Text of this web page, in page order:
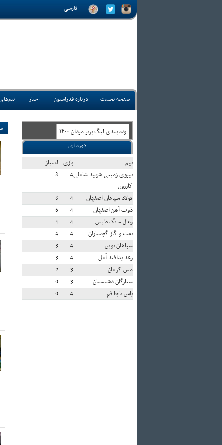
فارسی
صفحه نخست درباره فدراسیون اخبار
رده بندی ليگ برتر مردان ۱۴۰۰
دوره ای
تيم
بازی امتياز
نیروی زمینی شهید شاملی
کازرون
4
8
فولاد سپاهان اصفهان 4
8
ذوب آهن اصفهان
4
6
زغال سنگ طبس
4
4
نفت و گاز گچساران
4
4
سپاهان نوین
4
3
رعد پدافند آمل
4
3
مس کرمان
3
2
ستارگان دشتستان
3
0
پاس ناجا قم
4
0